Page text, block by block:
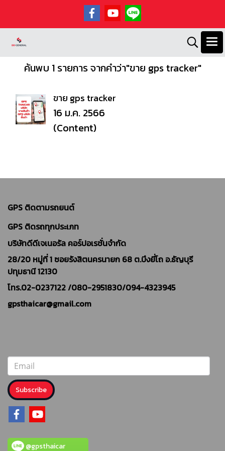
ค้นพบ 1 รายการ จากคำว่า"ขาย gps tracker"
ขาย gps tracker
16 ม.ค. 2566
(Content)
GPS ติดตามรถยนต์
GPS ติดรถทุกประเภท
บริษัทดีดีเจเนอรัล คอร์ปอเรชั่นจำกัด
28/20 หมู่ที่ 1 ซอยรังสิตนครนายก 68 ต.บึงยี่โถ อ.ธัญบุรี
ปทุมธานี 12130
โทร.02-0237122 /080-2951830/094-4323945
gpsthaicar@gmail.com
Subscribe
@gpsthaicar